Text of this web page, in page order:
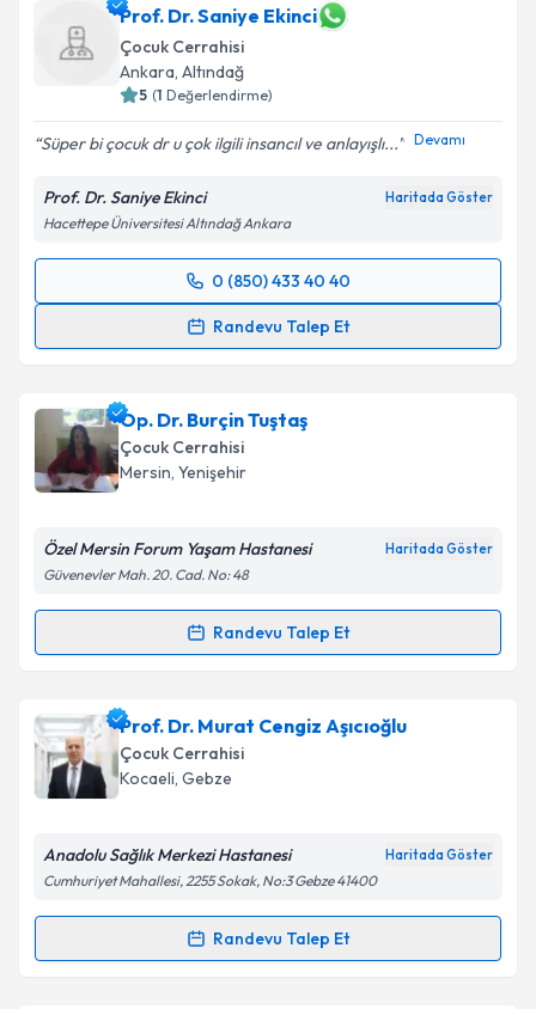
takvim hazırlandığında e-posta ile bilgilendireceğiz.
E-posta Adresiniz
Metni'ni okudum ve kişisel verilerimin belirtilen
kapsamda işlenmesini kabul ediyorum.
Takvim Talebini Gönder
Prof. Dr. Saniye Ekinci
Çocuk Cerrahisi
Ankara, Altındağ
5 (1 Değerlendirme)
Süper bi çocuk dr u çok ilgili insancıl ve anlayışlı... Devamı
Prof. Dr. Saniye Ekinci Haritada Göster
Hacettepe Üniversitesi Altındağ Ankara
0 (850) 433 40 40
Randevu Talep Et
Randevu Takvimi Talebi
takvim hazırlandığında e-posta ile bilgilendireceğiz.
E-posta Adresiniz
Kişisel verilerimin işlenmesine ilişkin
Metni'ni okudum ve kişisel verilerimin belirtilen
kapsamda işlenmesini kabul ediyorum.
Op. Dr. Burçin Tuştaş
Çocuk Cerrahisi
Mersin, Yenişehir
Özel Mersin Forum Yaşam Hastanesi Haritada Göster
Güvenevler Mah. 20. Cad. No: 48
Randevu Talep Et
Randevu Takvimi Talebi
Op. Dr. Burçin Tuştaş için randevu takvimi talebi
oluşturun. Size bu uzmandan randevu almanız için bir
takvim hazırlandığında e-posta ile bilgilendireceğiz.
Kişisel verilerimin işlenmesine ilişkin
Metni'ni okudum ve kişisel verilerimin belirtilen
Prof. Dr. Murat Cengiz Aşıcıoğlu
Çocuk Cerrahisi
Kocaeli, Gebze
Anadolu Sağlık Merkezi Hastanesi Haritada Göster
Cumhuriyet Mahallesi, 2255 Sokak, No:3 Gebze 41400
Randevu Talep Et
Randevu Takvimi Talebi